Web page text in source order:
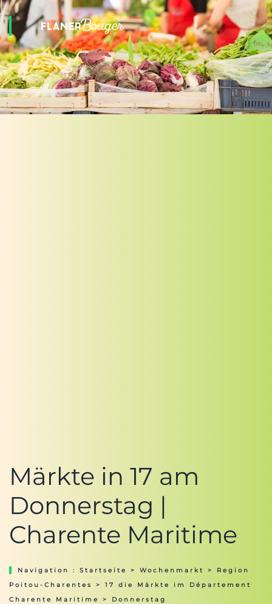
Märkte in 17 am
Donnerstag |
Charente Maritime
Navigation : Startseite > Wochenmarkt > Region
Poitou-Charentes
> 17 die Märkte im Département
Charente Maritime
> Donnerstag